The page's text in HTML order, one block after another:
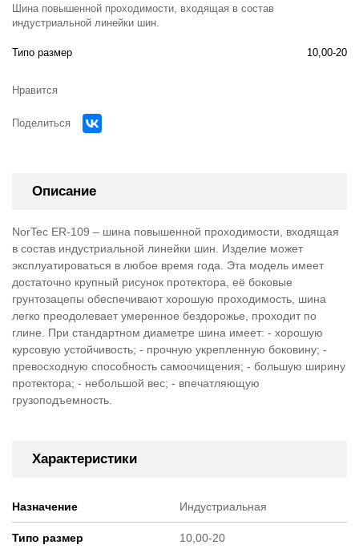
Шина повышенной проходимости, входящая в состав
индустриальной линейки шин.
Типо размер 10,00-20
Нравится
Поделиться
Описание
NorTec ER-109 – шина повышенной проходимости, входящая
в состав индустриальной линейки шин. Изделие может
эксплуатироваться в любое время года. Эта модель имеет
достаточно крупный рисунок протектора, её боковые
грунтозацепы обеспечивают хорошую проходимость, шина
легко преодолевает умеренное бездорожье, проходит по
глине. При стандартном диаметре шина имеет: - хорошую
курсовую устойчивость; - прочную укрепленную боковину; -
превосходную способность самоочищения; - большую ширину
протектора; - небольшой вес; - впечатляющую
грузоподъемность.
Характеристики
Назначение Индустриальная
Типо размер 10,00-20